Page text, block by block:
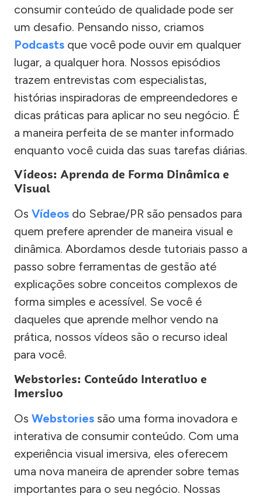
consumir conteúdo de qualidade pode ser
um desafio. Pensando nisso, criamos
Podcasts que você pode ouvir em qualquer
lugar, a qualquer hora. Nossos episódios
trazem entrevistas com especialistas,
histórias inspiradoras de empreendedores e
dicas práticas para aplicar no seu negócio. É
a maneira perfeita de se manter informado
enquanto você cuida das suas tarefas diárias.
Vídeos: Aprenda de Forma Dinâmica e
Visual
Os Vídeos do Sebrae/PR são pensados para
quem prefere aprender de maneira visual e
dinâmica. Abordamos desde tutoriais passo a
passo sobre ferramentas de gestão até
explicações sobre conceitos complexos de
forma simples e acessível. Se você é
daqueles que aprende melhor vendo na
prática, nossos vídeos são o recurso ideal
para você.
Webstories: Conteúdo Interativo e
Imersivo
Os Webstories são uma forma inovadora e
interativa de consumir conteúdo. Com uma
experiência visual imersiva, eles oferecem
uma nova maneira de aprender sobre temas
importantes para o seu negócio. Nossas